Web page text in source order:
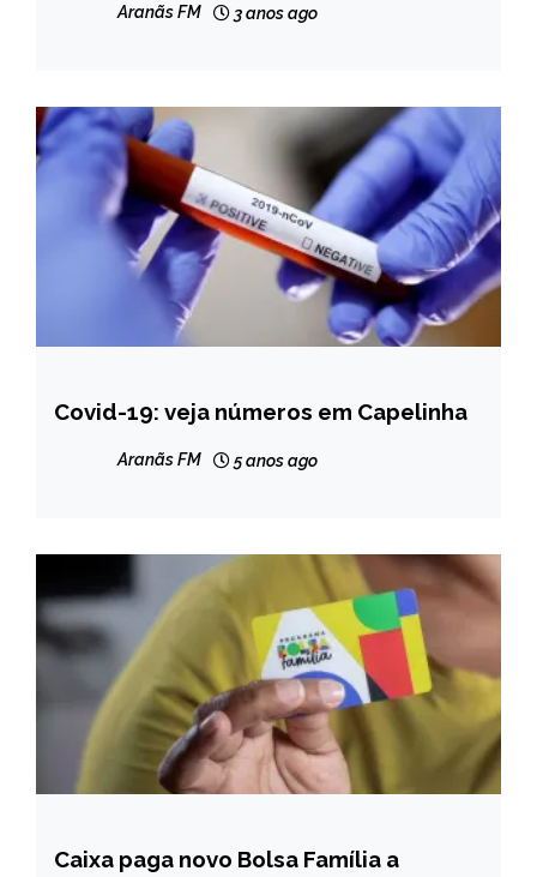
Aranãs FM 3 anos ago
CAPELINHA
NOTÍCIAS
Covid-19: veja números em Capelinha
Aranãs FM 5 anos ago
BRASIL
Caixa paga novo Bolsa Família a